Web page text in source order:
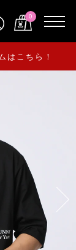
0
はこちら！